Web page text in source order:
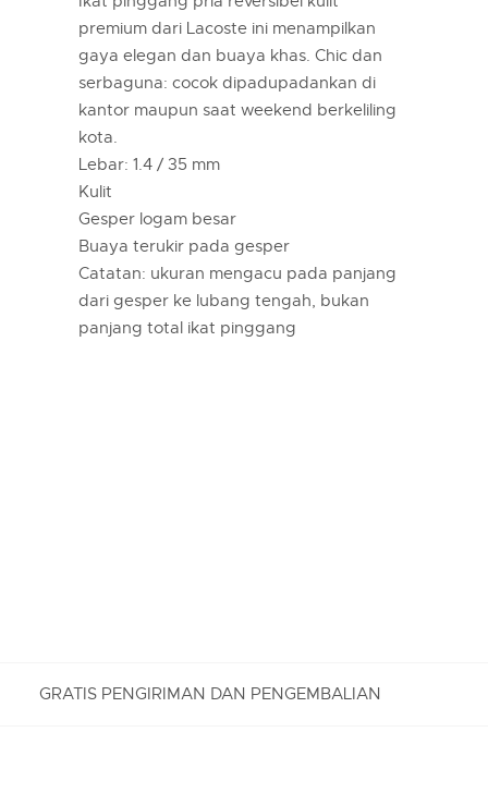
premium dari Lacoste ini menampilkan
gaya elegan dan buaya khas. Chic dan
serbaguna: cocok dipadupadankan di
kantor maupun saat weekend berkeliling
kota.
Lebar: 1.4 / 35 mm
Kulit
Gesper logam besar
Buaya terukir pada gesper
Catatan: ukuran mengacu pada panjang
dari gesper ke lubang tengah, bukan
panjang total ikat pinggang
GRATIS PENGIRIMAN DAN PENGEMBALIAN